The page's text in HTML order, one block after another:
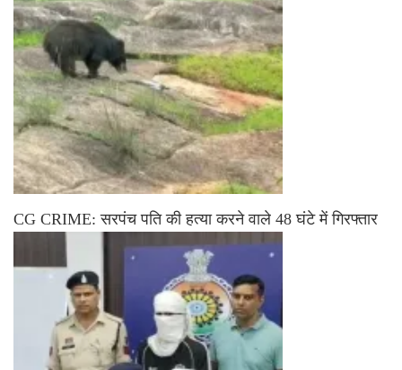
CG CRIME: सरपंच पति की हत्या करने वाले 48 घंटे में गिरफ्तार